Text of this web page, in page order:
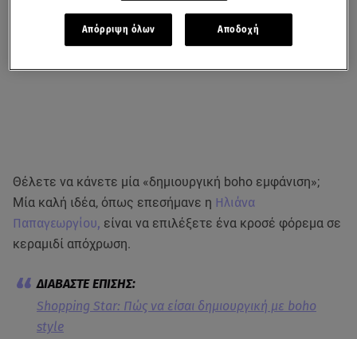
Θέλετε να κάνετε μία «δημιουργική boho εμφάνιση»;
Μία καλή ιδέα, όπως επεσήμανε η Ηλιάνα
Παπαγεωργίου, είναι να επιλέξετε ένα κροσέ φόρεμα σε
κεραμιδί απόχρωση.
Shopping Star: Πώς να είσαι δημιουργική με boho
style
Απόρριψη όλων Αποδοχή